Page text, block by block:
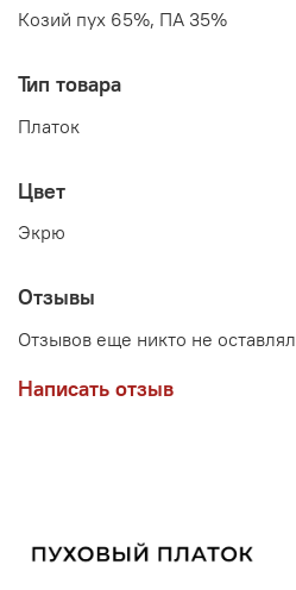
Козий пух 65%, ПА 35%
Тип товара
Платок
Цвет
Экрю
Отзывы
Отзывов еще никто не оставлял
Написать отзыв